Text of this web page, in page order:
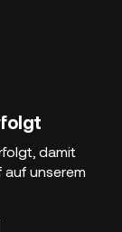
damit
auf unserem